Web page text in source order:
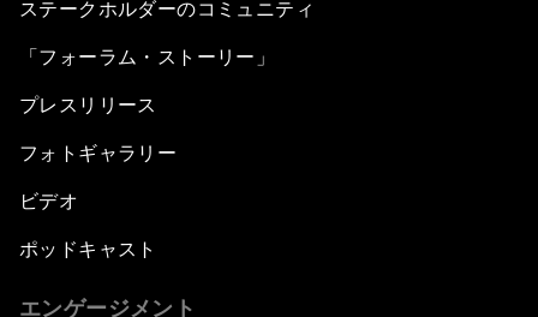
ステークホルダーのコミュニティ
「フォーラム・ストーリー」
プレスリリース
フォトギャラリー
ビデオ
ポッドキャスト
エンゲージメント